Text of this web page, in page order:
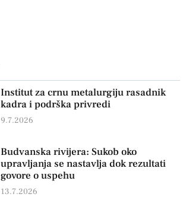
Institut za crnu metalurgiju rasadnik
kadra i podrška privredi
9.7.2026
Budvanska rivijera: Sukob oko
upravljanja se nastavlja dok rezultati
govore o uspehu
13.7.2026